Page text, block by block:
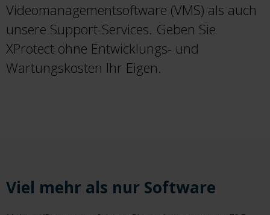
Videomanagementsoftware (VMS) als auch
unsere Support-Services. Geben Sie
XProtect ohne Entwicklungs- und
Wartungskosten Ihr Eigen.
Viel mehr als nur Software